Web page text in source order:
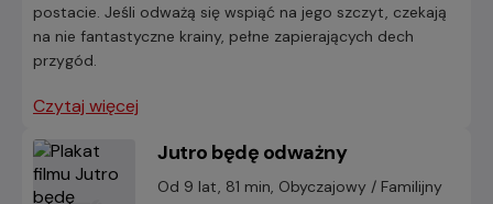
postacie. Jeśli odważą się wspiąć na jego szczyt, czekają
na nie fantastyczne krainy, pełne zapierających dech
przygód.
Czytaj więcej
Jutro będę odważny
Od 9 lat, 81 min, Obyczajowy / Familijny